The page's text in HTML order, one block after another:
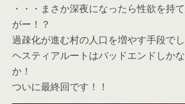
・・・まさか深夜になったら性欲を持
がー！？
過疎化が進む村の人口を増やす手段で
ヘスティアルートはバッドエンドしか
か！
ついに最終回です！！